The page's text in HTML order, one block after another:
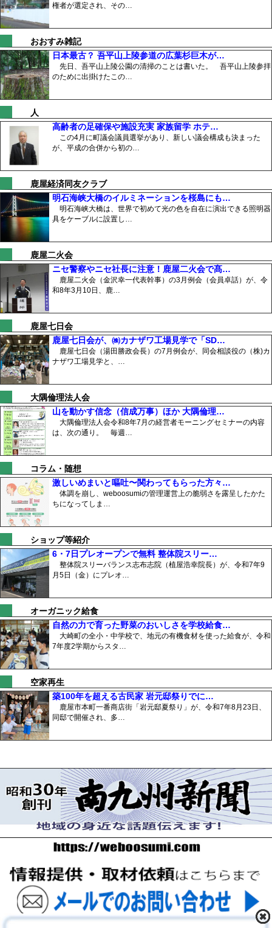
権者が選定され、その…
おおすみ雑記
日本最古？ 吾平山上陵参道の広葉杉巨木が…
先日、吾平山上陵公園の清掃のことは書いた。 吾平山上陵参拝
のために出掛けたこの…
人
高齢者の足確保や施設充実 家族留学 ホテ…
この4月に町議会議員選挙があり、新しい議会構成も決まった
が、平成の合併から初の…
鹿屋経済同友クラブ
明石海峡大橋のイルミネーションを桜島にも…
明石海峡大橋は、世界で初めて光の色を自在に演出できる照明器
具をケーブルに設置し…
鹿屋二火会
ニセ警察やニセ社長に注意！鹿屋二火会で髙…
鹿屋二火会（金沢幸一代表幹事）の3月例会（会員卓話）が、令
和8年3月10日、鹿…
鹿屋七日会
鹿屋七日会が、㈱カナザワ工場見学で「SD…
鹿屋七日会（湯田勝政会長）の7月例会が、同会相談役の（株)カ
ナザワ工場見学と、…
大隅倫理法人会
山を動かす信念（信成万事）ほか 大隅倫理…
大隅倫理法人会令和8年7月の経営者モーニングセミナーの内容
は、次の通り。 毎週…
コラム・随想
激しいめまいと嘔吐〜関わってもらった方々…
体調を崩し、weboosumiの管理運営上の脆弱さを露呈したかた
ちになってしま…
ショップ等紹介
6・7日プレオープンで無料 整体院スリー…
整体院スリーバランス志布志院（植屋浩幸院長）が、令和7年9
月5日（金）にプレオ…
オーガニック給食
自然の力で育った野菜のおいしさを学校給食…
大崎町の全小・中学校で、地元の有機食材を使った給食が、令和
7年度2学期からスタ…
空家再生
築100年を超える古民家 岩元邸祭りでに…
鹿屋市本町一番商店街「岩元邸夏祭り」が、令和7年8月23日、
同邸で開催され、多…